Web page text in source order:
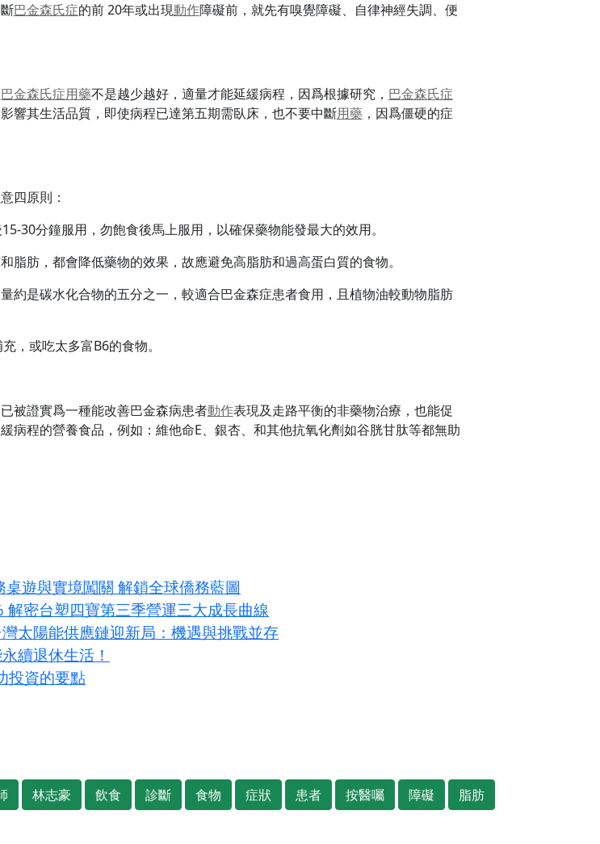
巴金森氏症的前 20年或出現動作障礙前，就先有嗅覺障礙、自律神經失調、便
巴金森氏症用藥不是越少越好，適量才能延緩病程，因爲根據研究， 巴金森氏症
響其生活品質，即使病程已達第五期需臥床，也不要中斷用藥，因爲僵硬的症
四原則：
30分鐘服用，勿飽食後馬上服用，以確保藥物能發最大的效用。
肪，都會降低藥物的效果，故應避免高脂肪和過高蛋白質的食物。
約是碳水化合物的五分之一，較適合巴金森症患者食用，且植物油較動物脂肪
，或吃太多富B6的食物。
被證實爲一種能改善巴金森病患者動作表現及走路平衡的非藥物治療，也能促
病程的營養食品，例如：維他命E、銀杏、和其他抗氧化劑如谷胱甘肽等都無助
桌遊與實境闖關 解鎖全球僑務藍圖
解密台塑四寶第三季營運三大成長曲線
太陽能供應鏈迎新局：機遇與挑戰並存
續退休生活！
投資的要點
林志豪 飲食 診斷 食物 症狀 患者 按醫囑 障礙
脂肪